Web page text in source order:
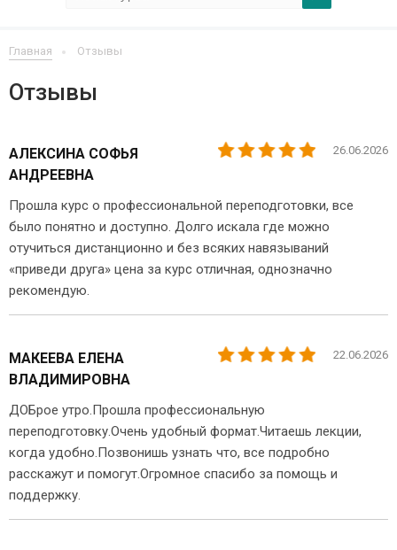
Главная Отзывы
Отзывы
26.06.2026
АЛЕКСИНА СОФЬЯ
АНДРЕЕВНА
Прошла курс о профессиональной переподготовки, все
было понятно и доступно. Долго искала где можно
отучиться дистанционно и без всяких навязываний
«приведи друга» цена за курс отличная, однозначно
рекомендую.
22.06.2026
МАКЕЕВА ЕЛЕНА
ВЛАДИМИРОВНА
ДОБрое утро.Прошла профессиональную
переподготовку.Очень удобный формат.Читаешь лекции,
когда удобно.Позвонишь узнать что, все подробно
расскажут и помогут.Огромное спасибо за помощь и
поддержку.